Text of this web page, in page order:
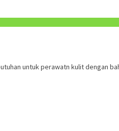
untuk perawatn kulit dengan